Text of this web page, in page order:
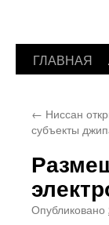
Перейти
содержимому
ГЛАВНАЯ
← Ниссан
субъекты
Опубликовано